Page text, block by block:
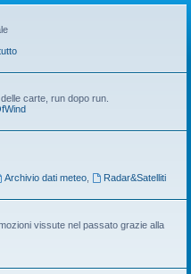
c
carte, run dopo run.
Archivio dati meteo,
Radar&Satelliti
vissute nel passato grazie alla